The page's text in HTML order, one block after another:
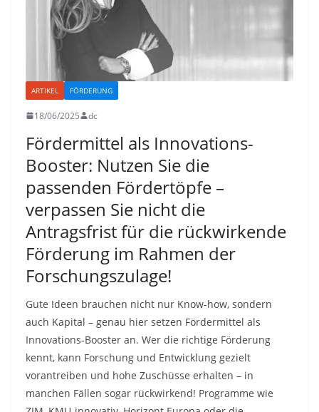
ARTIKEL FÖRDERUNG
18/06/2025 dc
Fördermittel als Innovations-
Booster: Nutzen Sie die
passenden Fördertöpfe –
verpassen Sie nicht die
Antragsfrist für die rückwirkende
Förderung im Rahmen der
Forschungszulage!
Gute Ideen brauchen nicht nur Know-how, sondern
auch Kapital – genau hier setzen Fördermittel als
Innovations-Booster an. Wer die richtige Förderung
kennt, kann Forschung und Entwicklung gezielt
vorantreiben und hohe Zuschüsse erhalten – in
manchen Fällen sogar rückwirkend! Programme wie